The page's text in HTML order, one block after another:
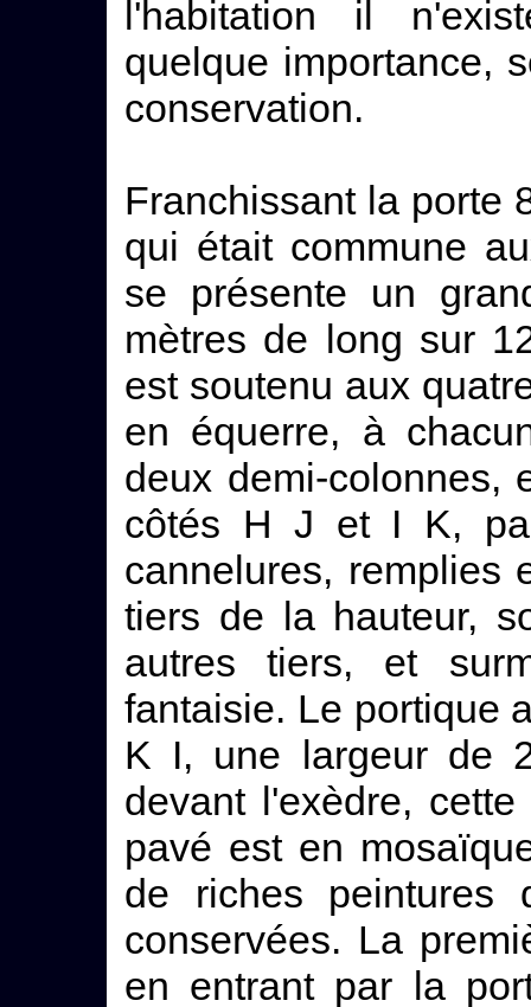
l'habitation il
quelque importance,
conservation.
Franchissant la porte
qui était commune
se présente un
mètres de long sur
est soutenu aux
en équerre, à
deux demi-colonnes,
côtés H J et I K,
cannelures, remplies
tiers de la hauteur,
autres tiers, et
fantaisie. Le portique
K I, une largeur de
devant l'exèdre,
pavé est en
de riches peintures
conservées. La
en entrant par la